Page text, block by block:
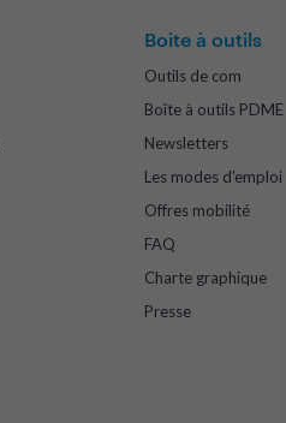
Boite à outils
Outils de com
Boîte à outils PDME
Newsletters
Les modes d'emploi
Offres mobilité
FAQ
Charte graphique
Presse